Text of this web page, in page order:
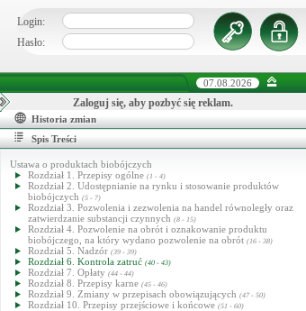
Login:
Hasło:
07.08.2026
Zaloguj się, aby pozbyć się reklam.
Historia zmian
Spis Treści
Ustawa o produktach biobójczych
Rozdział 1. Przepisy ogólne (1 - 4)
Rozdział 2. Udostępnianie na rynku i stosowanie produktów
biobójczych (5 - 7)
Rozdział 3. Pozwolenia i zezwolenia na handel równoległy oraz
zatwierdzanie substancji czynnych (8 - 15)
Rozdział 4. Pozwolenie na obrót i oznakowanie produktu
biobójczego, na który wydano pozwolenie na obrót (16 - 38)
Rozdział 5. Nadzór (39 - 39)
Rozdział 6. Kontrola zatruć (40 - 43)
Rozdział 7. Opłaty (44 - 44)
Rozdział 8. Przepisy karne (45 - 46)
Rozdział 9. Zmiany w przepisach obowiązujących (47 - 50)
Rozdział 10. Przepisy przejściowe i końcowe (51 - 60)